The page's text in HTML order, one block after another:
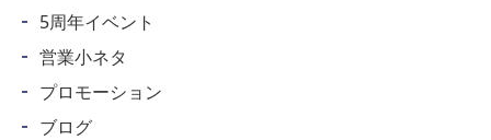
5周年イベント
営業小ネタ
プロモーション
ブログ